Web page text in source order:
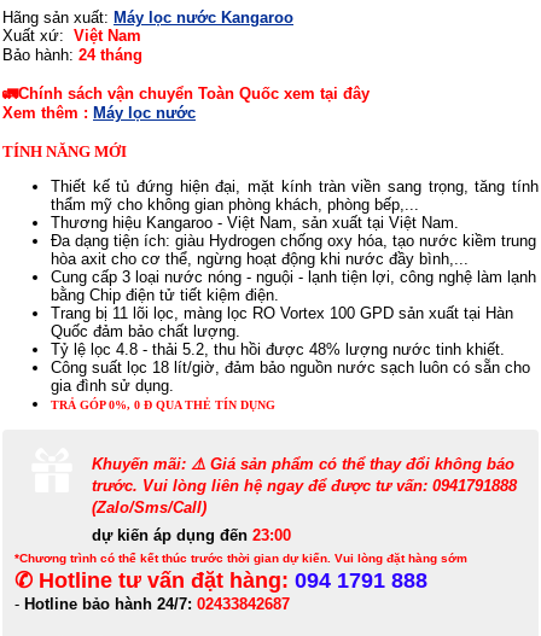
Hãng sản xuất: Máy lọc nước Kangaroo
Xuất xứ: Việt Nam
Bảo hành: 24 tháng
🚛Chính sách vận chuyển Toàn Quốc xem tại đây
Xem thêm : Máy lọc nước
TÍNH NĂNG MỚI
Thiết kế tủ đứng hiện đại, mặt kính tràn viền sang trọng, tăng tính
thẩm mỹ cho không gian phòng khách, phòng bếp,...
Thương hiệu Kangaroo - Việt Nam, sản xuất tại Việt Nam.
Đa dạng tiện ích: giàu Hydrogen chống oxy hóa, tạo nước kiềm trung
hòa axit cho cơ thể, ngừng hoạt động khi nước đầy bình,...
Cung cấp 3 loại nước nóng - nguội - lạnh tiện lợi, công nghệ làm lạnh
bằng Chip điện tử tiết kiệm điện.
Trang bị 11 lõi lọc, màng lọc RO Vortex 100 GPD sản xuất tại Hàn
Quốc đảm bảo chất lượng.
Tỷ lệ lọc 4.8 - thải 5.2, thu hồi được 48% lượng nước tinh khiết.
Công suất lọc 18 lít/giờ, đảm bảo nguồn nước sạch luôn có sẵn cho
gia đình sử dụng.
TRẢ GÓP 0%, 0 Đ QUA THẺ TÍN DỤNG
Khuyến mãi: ⚠️ Giá sản phẩm có thể thay đổi không báo
trước. Vui lòng liên hệ ngay để được tư vấn: 0941791888
(Zalo/Sms/Call)
dự kiến áp dụng đến 23:00
*Chương trình có thể kết thúc trước thời gian dự kiến. Vui lòng đặt hàng sớm
✆ Hotline tư vấn đặt hàng: 094 1791 888
- Hotline bảo hành 24/7: 02433842687